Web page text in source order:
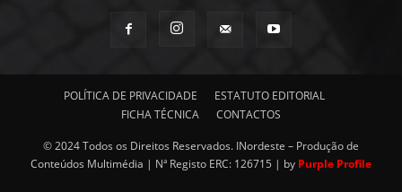
POLÍTICA DE PRIVACIDADE
ESTATUTO EDITORIAL
FICHA TÉCNICA
CONTACTOS
© 2024 Todos os Direitos Reservados. INordeste – Produção de
Conteúdos Multimédia | Nª Registo ERC: 126715 | by Purple Profile